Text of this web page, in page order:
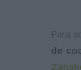
Para
de